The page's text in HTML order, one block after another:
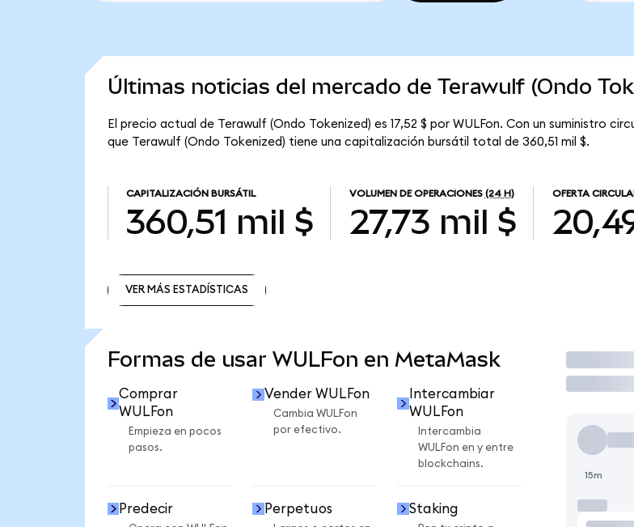
Últimas noticias del mercado de Terawulf (Ondo
El precio actual de Terawulf (Ondo Tokenized) es 17,52 $ por WULFon. Con un suministro
que Terawulf (Ondo Tokenized) tiene una capitalización bursátil total de 360,51 mil $.
CAPITALIZACIÓN BURSÁTIL
360,51 mil $
VOLUMEN DE OPERACIONES (24 H)
27,73 mil $
OFERTA
VER MÁS ESTADÍSTICAS
Formas de usar WULFon en MetaMask
Comprar
WULFon
Empieza en pocos
pasos.
Vender WULFon
Cambia WULFon
por efectivo.
Intercambiar
WULFon
Intercambia
WULFon en y entre
blockchains.
Predecir Perpetuos Staking
15m